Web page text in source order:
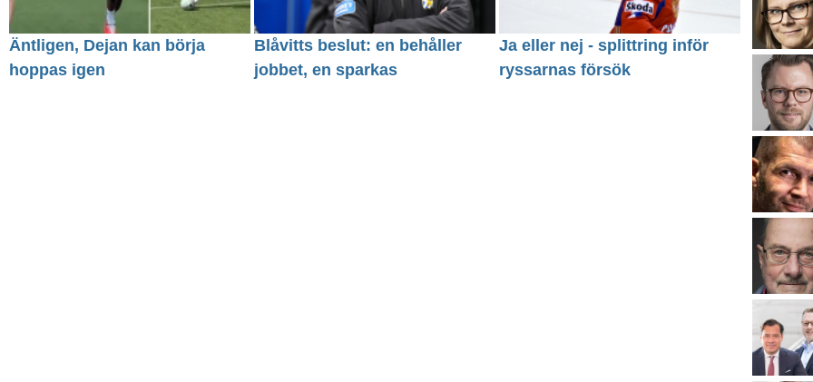
Äntligen, Dejan kan börja
hoppas igen
Blåvitts beslut: en behåller
jobbet, en sparkas
Ja eller nej - splittring inför
ryssarnas försök